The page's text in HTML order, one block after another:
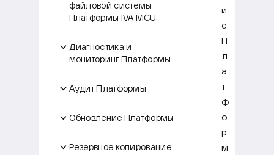
файловой системы
Платформы IVA MCU
Диагностика и
мониторинг Платформы
Аудит Платформы
Обновление Платформы
Резервное копирование
и
е
П
л
а
т
ф
о
р
м